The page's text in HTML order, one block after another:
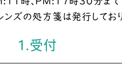
ンズの処方箋は発行しており
1.受付